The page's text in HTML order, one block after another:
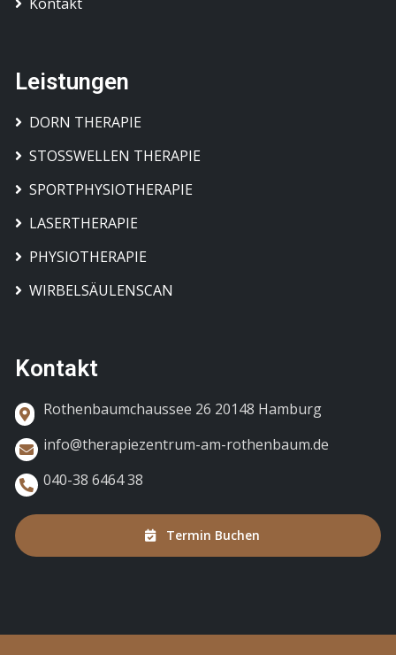
Leistungen
DORN THERAPIE
STOSSWELLEN THERAPIE
SPORTPHYSIOTHERAPIE
LASERTHERAPIE
PHYSIOTHERAPIE
WIRBELSÄULENSCAN
Kontakt
Rothenbaumchaussee 26 20148 Hamburg
info@therapiezentrum-am-rothenbaum.de
040-38 6464 38
Termin Buchen